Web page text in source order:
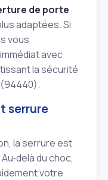
de porte
adaptées. Si
vous
avec
la sécurité
serrure
la serrure est
du choc,
votre